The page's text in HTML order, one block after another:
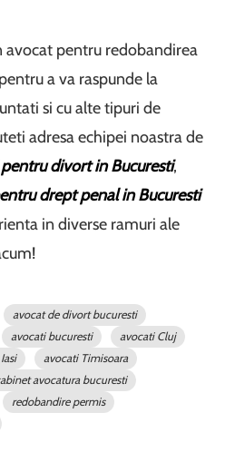
avocat pentru redobandirea
a va raspunde la
si cu alte tipuri de
adresa echipei noastra de
divort in Bucuresti,
drept penal in Bucuresti
in diverse ramuri ale
avocat de divort bucuresti
avocati bucuresti
avocati Cluj
avocati Timisoara
avocatura bucuresti
redobandire permis